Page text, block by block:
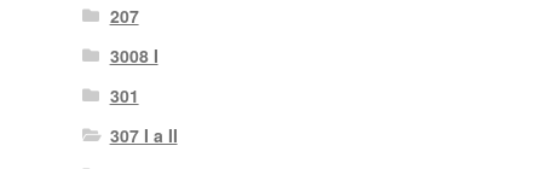
207
3008 I
301
307 I a II